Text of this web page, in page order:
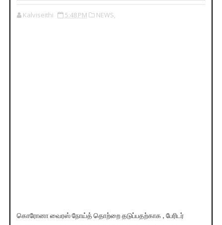
Kalviseithi 5:48 PM NEWS,
கொரோனா வைரஸ் நோய்த் தொற்றை தடுப்பதற்காக , பேரிடர்